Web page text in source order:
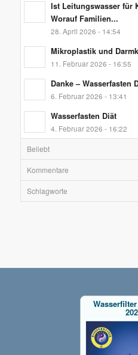
Ist Leitungswasser für
Worauf Familien...
28. April 2026 - 14:54
Mikroplastik und
11. Februar 2026 - 16:55
Danke – Wasserfasten
6. Februar 2026 - 13:41
Wasserfasten Diät
4. Februar 2026 - 16:22
Beliebt
Kommentare
Schlagworte